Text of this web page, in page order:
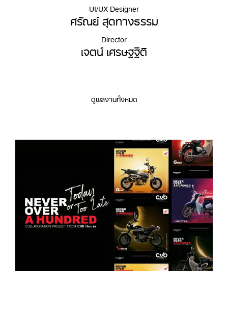
UI/UX Designer
ศรัณย์ สุดทางธรรม
Director
เจตน์ เศรษฐฐิติ
ดูผลงานทั้งหมด